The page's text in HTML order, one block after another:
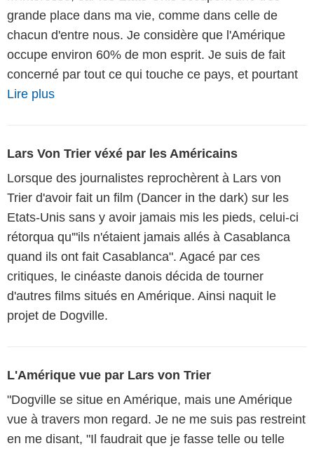
grande place dans ma vie, comme dans celle de
chacun d'entre nous. Je considère que l'Amérique
occupe environ 60% de mon esprit. Je suis de fait
concerné par tout ce qui touche ce pays, et pourtant
Lire plus
Lars Von Trier véxé par les Américains
Lorsque des journalistes reprochèrent à Lars von
Trier d'avoir fait un film (Dancer in the dark) sur les
Etats-Unis sans y avoir jamais mis les pieds, celui-ci
rétorqua qu'"ils n'étaient jamais allés à Casablanca
quand ils ont fait Casablanca". Agacé par ces
critiques, le cinéaste danois décida de tourner
d'autres films situés en Amérique. Ainsi naquit le
projet de Dogville.
L'Amérique vue par Lars von Trier
"Dogville se situe en Amérique, mais une Amérique
vue à travers mon regard. Je ne me suis pas restreint
en me disant, "Il faudrait que je fasse telle ou telle